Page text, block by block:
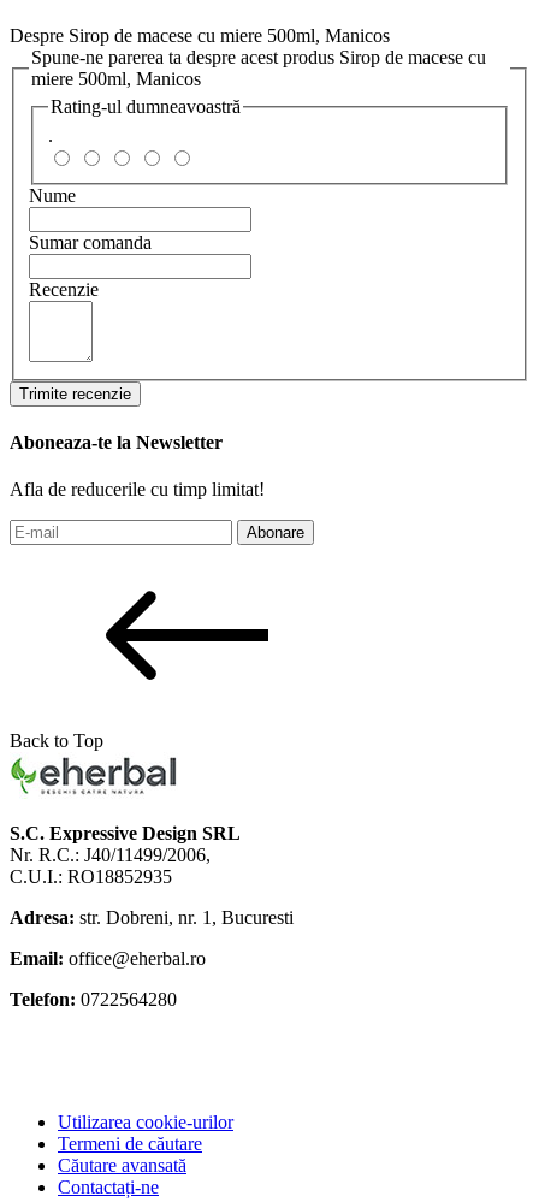
Despre Sirop de macese cu miere 500ml, Manicos
Spune-ne parerea ta despre acest produs Sirop de macese cu
miere 500ml, Manicos
Rating-ul dumneavoastră
.
Nume
Sumar comanda
Recenzie
Trimite recenzie
Aboneaza-te la Newsletter
Afla de reducerile cu timp limitat!
Abonare
Back to Top
S.C. Expressive Design SRL
Nr. R.C.: J40/11499/2006,
C.U.I.: RO18852935
Adresa: str. Dobreni, nr. 1, Bucuresti
Email: office@eherbal.ro
Telefon: 0722564280
Utilizarea cookie-urilor
Termeni de căutare
Căutare avansată
Contactați-ne